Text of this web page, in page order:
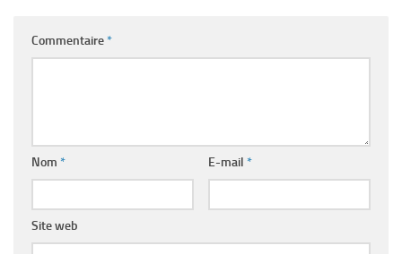
Commentaire*
Nom * E-mail *
Site web